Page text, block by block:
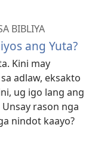
BIBLIYA
ang Yuta?
Kini may
adlaw, eksakto
ug igo lang ang
rason nga
nindot kaayo?